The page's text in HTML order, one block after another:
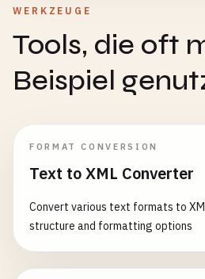
WERKZEUGE
Tools, die oft
Beispiel
FORMAT CONVERSION
Text to XML Converter
Convert various text formats to
structure and formatting options